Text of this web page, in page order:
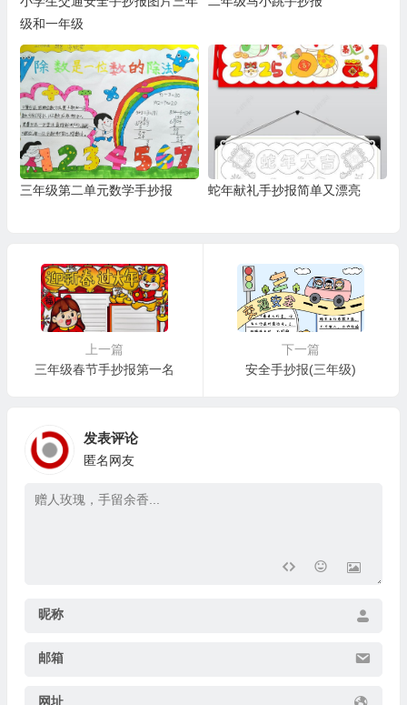
级和一年级
三年级第二单元数学手抄报 蛇年献礼手抄报简单又漂亮
上一篇
三年级春节手抄报第一名
下一篇
安全手抄报(三年级)
发表评论
匿名网友
昵称
邮箱
网址